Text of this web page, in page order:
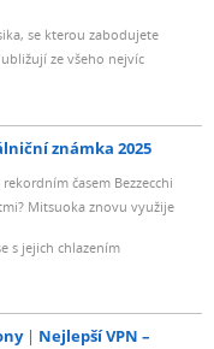
se kterou zabodujete
ze všeho nejvíc
známka 2025
časem Bezzecchi
Mitsuoka znovu využije
s jejich chlazením
Nejlepší VPN –